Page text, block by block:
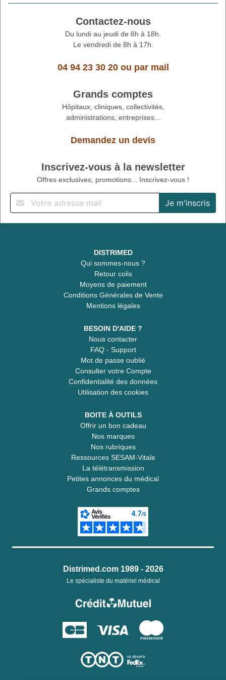
Contactez-nous
Du lundi au jeudi de 8h à 18h.
Le vendredi de 8h à 17h.
04 94 23 30 20ou par mail
Grands comptes
Hôpitaux, cliniques, collectivités,
administrations, entreprises...
Demandez un devis
Inscrivez-vous à la newsletter
Offres exclusives, promotions... Inscrivez-vous !
DISTRIMED
Qui sommes-nous ?
Retour colis
Moyens de paiement
Conditions Générales de Vente
Mentions légales
BESOIN D'AIDE ?
Nous contacter
FAQ - Support
Mot de passe oublié
Consulter votre Compte
Confidentialité des données
Utilisation des cookies
BOITE À OUTILS
Offrir un bon cadeau
Nos marques
Nos rubriques
Ressources SESAM-Vitale
La télétransmission
Petites annonces du médical
Grands comptes
Distrimed.com 1989 - 2026
Le spécialiste du matériel médical